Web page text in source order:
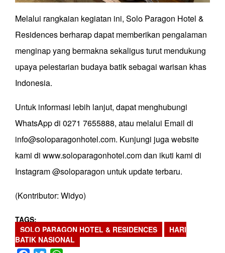
Melalui rangkaian kegiatan ini, Solo Paragon Hotel &
Residences berharap dapat memberikan pengalaman
menginap yang bermakna sekaligus turut mendukung
upaya pelestarian budaya batik sebagai warisan khas
Indonesia.
Untuk informasi lebih lanjut, dapat menghubungi
WhatsApp di 0271 7655888, atau melalui Email di
info@soloparagonhotel.com. Kunjungi juga website
kami di www.soloparagonhotel.com dan ikuti kami di
Instagram @soloparagon untuk update terbaru.
(Kontributor: Widyo)
TAGS
SOLO PARAGON HOTEL & RESIDENCES
HARI
BATIK NASIONAL